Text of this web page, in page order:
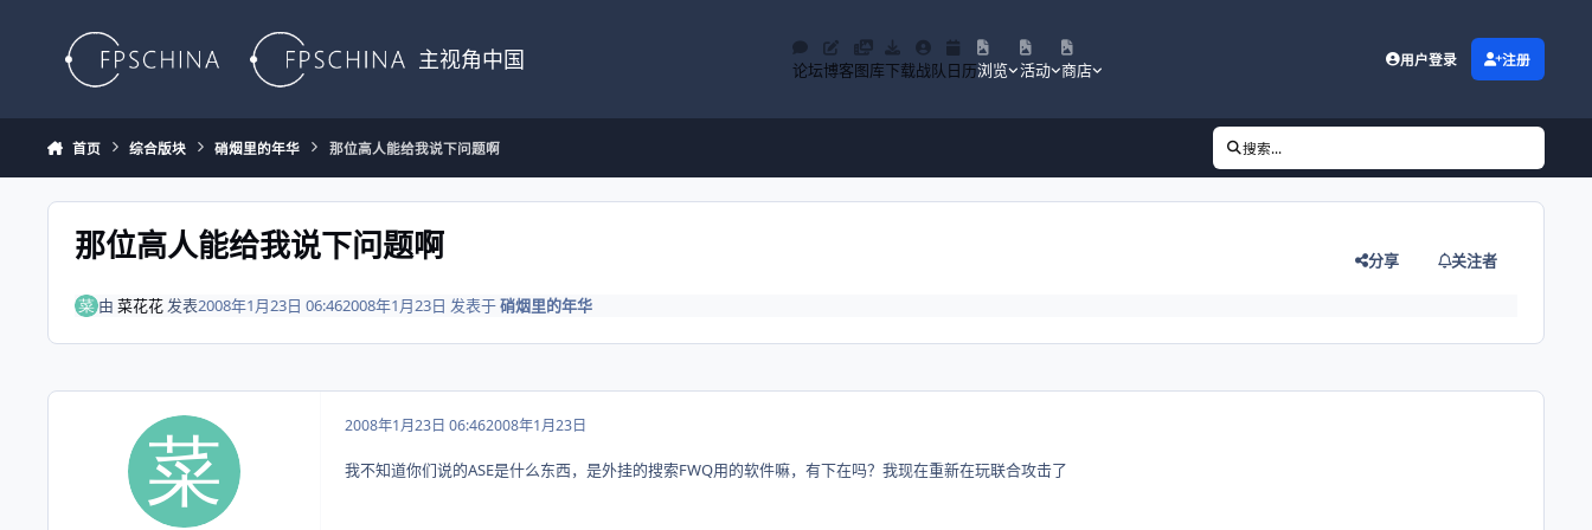
主视角中国 论坛博客图库下载战队 日历浏览 活动 商店
用户登录 注册
首页 综合版块 硝烟里的年华 那位高人能给我说下问题啊 搜索...
那位高人能给我说下问题啊 分享 关注者
由 菜花花发表2008年1月23日 06:462008年1月23日 发表于硝烟里的年华
2008年1月23日 06:462008年1月23日
我不知道你们说的ASE是什么东西，是外挂的搜索FWQ用的软件嘛，有下在吗？我现在重新在玩联合攻击了